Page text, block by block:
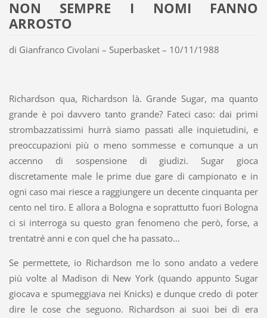
NON SEMPRE I NOMI FANNO
ARROSTO
di Gianfranco Civolani – Superbasket – 10/11/1988
Richardson qua, Richardson là. Grande Sugar, ma quanto
grande è poi davvero tanto grande? Fateci caso: dai primi
strombazzatissimi hurrà siamo passati alle inquietudini, e
preoccupazioni più o meno sommesse e comunque a un
accenno di sospensione di giudizi. Sugar gioca
discretamente male le prime due gare di campionato e in
ogni caso mai riesce a raggiungere un decente cinquanta per
cento nel tiro. E allora a Bologna e soprattutto fuori Bologna
ci si interroga su questo gran fenomeno che però, forse, a
trentatré anni e con quel che ha passato…
Se permettete, io Richardson me lo sono andato a vedere
più volte al Madison di New York (quando appunto Sugar
giocava e spumeggiava nei Knicks) e dunque credo di poter
dire le cose che seguono. Richardson ai suoi bei dì era